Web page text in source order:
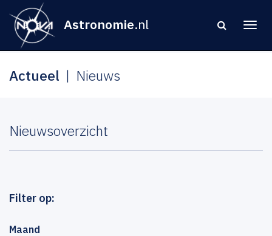
Astronomie.nl
Actueel Nieuws
Nieuwsoverzicht
Filter op:
Maand